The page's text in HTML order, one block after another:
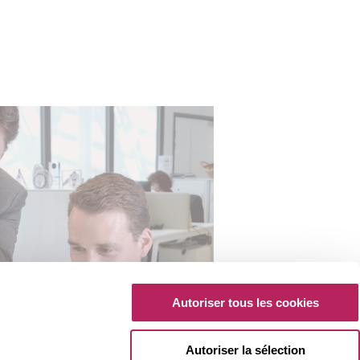
Autoriser tous les cookies
Autoriser la sélection